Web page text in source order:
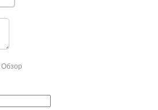
Обзор